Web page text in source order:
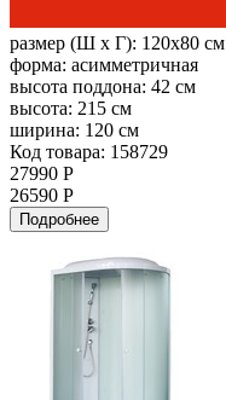
размер (Ш х Г): 120x80 см
форма: асимметричная
высота поддона: 42 см
высота: 215 см
ширина: 120 см
Код товара: 158729
27990 Р
26590 Р
Подробнее